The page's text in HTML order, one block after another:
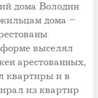
дома Володин
жильцам дома –
выселял
арестованных,
квартиры и в
из квартир